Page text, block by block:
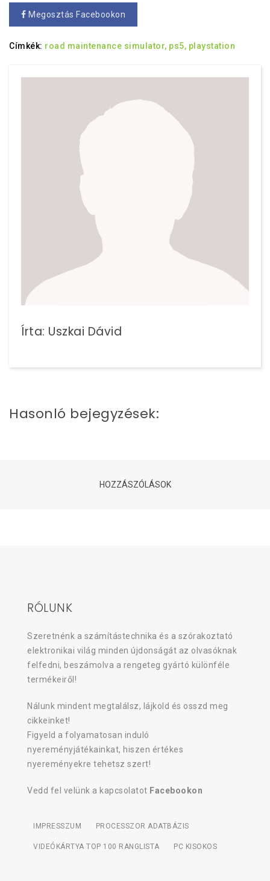
Megosztás Facebookon
Címkék: road maintenance simulator, ps5, playstation
Írta: Uszkai Dávid
Hasonló bejegyzések:
HOZZÁSZÓLÁSOK
RÓLUNK
Szeretnénk a számítástechnika és a szórakoztató
elektronikai világ minden újdonságát az olvasóknak
felfedni, beszámolva a rengeteg gyártó különféle
termékeiről!
Nálunk mindent megtalálsz, lájkold és osszd meg
cikkeinket!
Figyeld a folyamatosan induló
nyereményjátékainkat, hiszen értékes
nyereményekre tehetsz szert!
Vedd fel velünk a kapcsolatot Facebookon
IMPRESSZUM PROCESSZOR ADATBÁZIS
VIDEÓKÁRTYA TOP 100 RANGLISTA PC KISOKOS